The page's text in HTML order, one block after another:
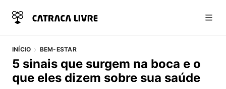
INÍCIO BEM-ESTAR
5 sinais que surgem na boca e o
que eles dizem sobre sua saúde